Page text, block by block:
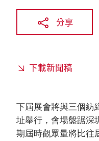
分享
下載新聞稿
下屆展會將與三個紡
址舉行，會場盤踞深
期屆時觀眾量將比往